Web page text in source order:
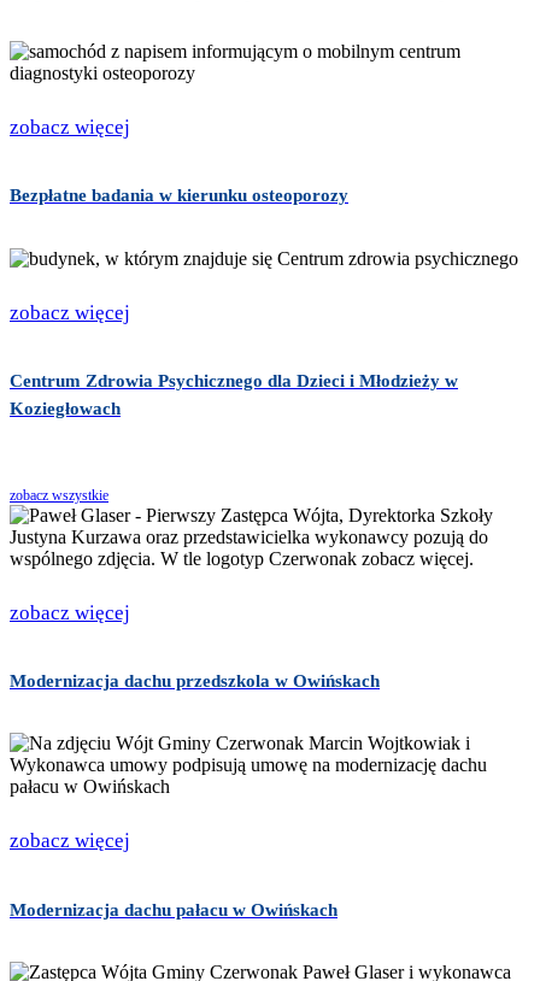
zobacz więcej
Bezpłatne badania w kierunku osteoporozy
zobacz więcej
Centrum Zdrowia Psychicznego dla Dzieci i Młodzieży w
Koziegłowach
zobacz wszystkie
zobacz więcej
Modernizacja dachu przedszkola w Owińskach
zobacz więcej
Modernizacja dachu pałacu w Owińskach